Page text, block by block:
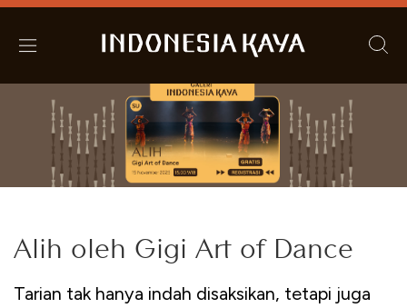
Alih oleh Gigi Art of Dance
Tarian tak hanya indah disaksikan, tetapi juga